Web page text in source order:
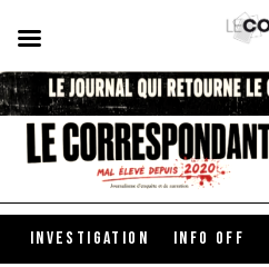
INVESTIGATION INFO OFF